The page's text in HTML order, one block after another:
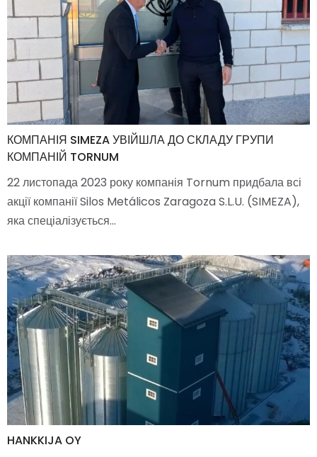
КОМПАНІЯ SIMEZA УВІЙШЛА ДО СКЛАДУ ГРУПИ
КОМПАНІЙ TORNUM
22 листопада 2023 року компанія Tornum придбала всі
акції компанії Silos Metálicos Zaragoza S.L.U. (SIMEZA),
яка спеціалізується…
HANKKIJA OY